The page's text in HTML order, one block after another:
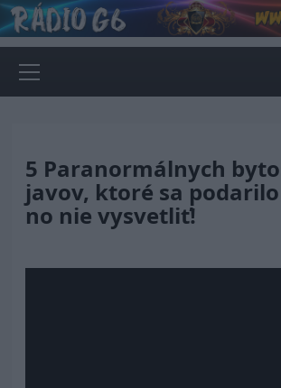
Skip
to
content
Menu
5 Paranormálnych
javov, ktoré sa
no nie vysvetliť!